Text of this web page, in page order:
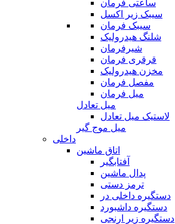
ساعتی فرمان
سیبک زیر اکسل
سیبک فرمان
شلنگ هیدرولیک
شیرفرمان
قرقری فرمان
مخزن هیدرولیک
مفصل فرمان
میل فرمان
میل تعادل
لاستیک میل تعادل
میل موج گیر
داخلی
اتاق ماشین
آفتابگیر
پدال ماشین
ترمز دستی
دستگیره داخلی در
دستگیره داشبورد
دستگیره زیر ارنجی